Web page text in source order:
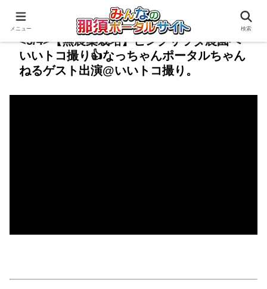
<5/4>【無農薬栽培】ピンクサラダ農園へ
いいトコ撮り👍なっちゃんポータルちゃん
ねるゲスト出演@いいトコ撮り。
メニュー 検索